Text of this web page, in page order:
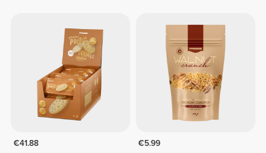
€41.88
€5.99